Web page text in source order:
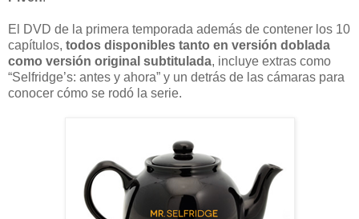
El DVD de la primera temporada además de contener los 10
capítulos, todos disponibles tanto en versión doblada
como versión original subtitulada, incluye extras como
“Selfridge’s: antes y ahora” y un detrás de las cámaras para
conocer cómo se rodó la serie.